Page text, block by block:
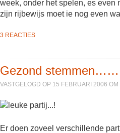
week, onder het spelen, es even
zijn rijbewijs moet ie nog even
3 REACTIES
Gezond stemmen……
VASTGELOGD OP 15 FEBRUARI 2006 OM
Er doen zoveel verschillende